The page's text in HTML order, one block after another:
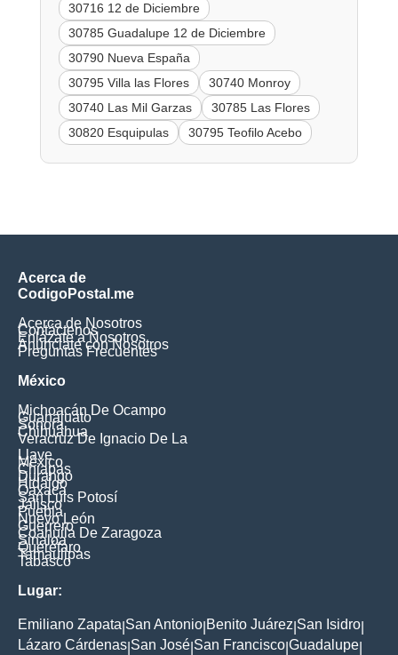
30716 12 de Diciembre
30785 Guadalupe 12 de Diciembre
30790 Nueva España
30795 Villa las Flores
30740 Monroy
30740 Las Mil Garzas
30785 Las Flores
30820 Esquipulas
30795 Teofilo Acebo
Acerca de
CodigoPostal.me
Acerca de Nosotros
Contáctenos
Enlázate a Nosotros
Anúnciate con Nosotros
Preguntas Frecuentes
México
Michoacán De Ocampo
Guanajuato
Sonora
Chihuahua
Veracruz De Ignacio De La
Llave
México
Chiapas
Durango
Hidalgo
Oaxaca
San Luis Potosí
Jalisco
Puebla
Nuevo León
Guerrero
Coahuila De Zaragoza
Sinaloa
Querétaro
Tamaulipas
Tabasco
Lugar:
Emiliano Zapata San Antonio Benito Juárez San Isidro
Lázaro Cárdenas San José San Francisco Guadalupe